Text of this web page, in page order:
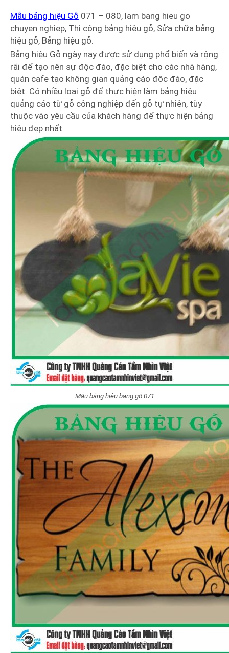
Mẫu bảng hiệu Gỗ 071 – 080, lam bang hieu go
chuyen nghiep, Thi công bảng hiệu gỗ, Sửa chữa bảng
hiệu gỗ, Bảng hiệu gỗ.
Bảng hiệu Gỗ ngày nay được sử dụng phổ biến và rộng
rãi để tạo nên sự độc đáo, đặc biệt cho các nhà hàng,
quán cafe tạo không gian quảng cáo độc đáo, đặc
biệt. Có nhiều loại gỗ để thực hiện làm bảng hiệu
quảng cáo từ gỗ công nghiệp đến gỗ tự nhiên, tùy
thuộc vào yêu cầu của khách hàng để thực hiện bảng
hiệu đẹp nhất
Mẫu bảng hiệu bằng gỗ 071